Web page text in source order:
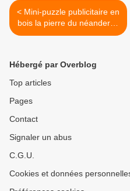
< Mini-puzzle publicitaire en
bois la pierre du néandertal
GO35-2282
Hébergé par Overblog
Top articles
Pages
Contact
Signaler un abus
C.G.U.
Cookies et données